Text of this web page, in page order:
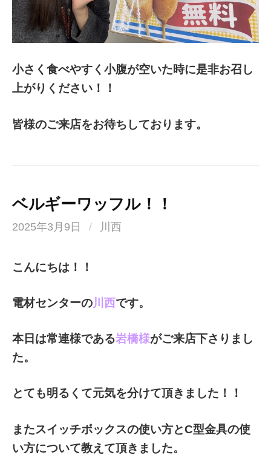
小さく食べやすく小腹が空いた時に是非お召し
上がりください！！
皆様のご来店をお待ちしております。
ベルギーワッフル！！
2025年3月9日 / 川西
こんにちは！！
電材センターの川西です。
本日は常連様である岩橋様がご来店下さりまし
た。
とても明るくて元気を分けて頂きました！！
またスイッチボックスの使い方とC型金具の使
い方について教えて頂きました。